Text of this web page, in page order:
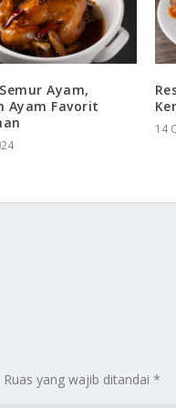
Ayam,
Ayam Favorit
14
Ruas yang wajib ditandai*